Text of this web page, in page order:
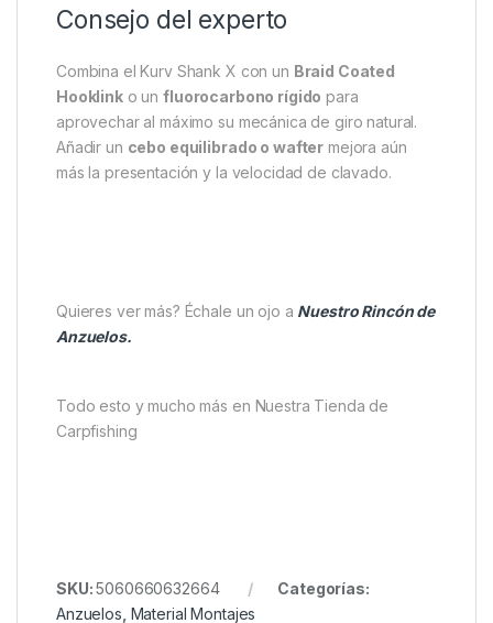
Consejo del experto
Combina el Kurv Shank X con un Braid Coated
Hooklinko unfluorocarbono rígido para
aprovechar al máximo su mecánica de giro natural.
Añadir un cebo equilibrado o wafter mejora aún
más la presentación y la velocidad de clavado.
Quieres ver más? Échale un ojo a Nuestro Rincón de
Anzuelos.
Todo esto y mucho más en Nuestra Tienda de
Carpfishing
SKU:5060660632664
Categorías:
Anzuelos Material Montajes